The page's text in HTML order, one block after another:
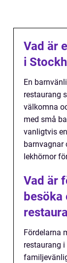
Vad är
i
En
restaurang
välkomna
med små
vanligtvis
barnvagnar
lekhörnor
Vad är
besöka
Fördelarna
restaurang